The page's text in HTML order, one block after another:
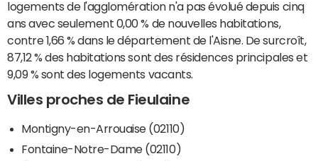
logements de l'agglomération n'a pas évolué depuis cinq
ans avec seulement 0,00 % de nouvelles habitations,
contre 1,66 % dans le département de l'Aisne. De surcroît,
87,12 % des habitations sont des résidences principales et
9,09 % sont des logements vacants.
Villes proches de Fieulaine
Montigny-en-Arrouaise (02110)
Fontaine-Notre-Dame (02110)